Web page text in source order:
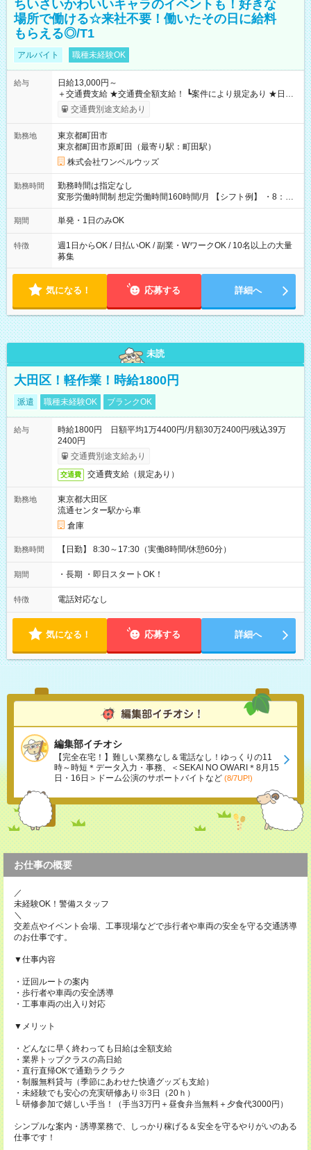
ちいさいかわいいキャラのイベントも！好きな
場所で働ける☆来社不要！働いたその日に給料
もらえる◎/T1
アルバイト 職種未経験OK
給与
日給13,000円～
＋交通費支給 ★交通費全額支給！ ┗案件により規定あり ★日払
いOK！（規定あり） ┗働いたその日に現金GET♪ お仕事後はコ
ンビニATMから 日払い分を引き落とせます！ 【試用期間】試
交通費別途支給あり
勤務地
東京都町田市
東京都町田市原町田（最寄り駅：町田駅）
株式会社ワンベルウッズ
勤務時間
勤務時間は指定なし
変形労働時間制 想定労働時間160時間/月 【シフト例】 ・8：00
～21：00
期間 単発・1日のみOK
特徴
週1日からOK / 日払いOK / 副業・WワークOK / 10名以上の大量
募集
気になる！ 応募する 詳細へ
未読
大田区！軽作業！時給1800円
派遣 職種未経験OK ブランクOK
給与
時給1800円 日額平均1万4400円/月額30万2400円/残込39万
2400円
交通費別途支給あり
交通費 交通費支給（規定あり）
勤務地
東京都大田区
流通センター駅から車
倉庫
勤務時間 【日勤】 8:30～17:30（実働8時間/休憩60分）
期間 ・長期 ・即日スタートOK！
特徴 電話対応なし
気になる！ 応募する 詳細へ
編集部イチオシ
【完全在宅！】難しい業務なし＆電話なし！ゆっくりの11
時～時短＊データ入力・事務、＜SEKAI NO OWARI＊8月15
日・16日＞ドーム公演のサポートバイトなど (8/7UP!)
お仕事の概要
／
未経験OK！警備スタッフ
＼
交差点やイベント会場、工事現場などで歩行者や車両の安全を守る交通誘導
のお仕事です。
▼仕事内容
・迂回ルートの案内
・歩行者や車両の安全誘導
・工事車両の出入り対応
▼メリット
・どんなに早く終わっても日給は全額支給
・業界トップクラスの高日給
・直行直帰OKで通勤ラクラク
・制服無料貸与（季節にあわせた快適グッズも支給）
・未経験でも安心の充実研修あり※3日（20ｈ）
└ 研修参加で嬉しい手当！（手当3万円＋昼食弁当無料＋夕食代3000円）
シンプルな案内・誘導業務で、しっかり稼げる＆安全を守るやりがいのある
仕事です！